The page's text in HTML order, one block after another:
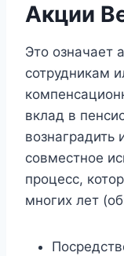
Акции
Это означает
сотрудникам
вклад в
вознаградить
совместное
процесс,
многих лет